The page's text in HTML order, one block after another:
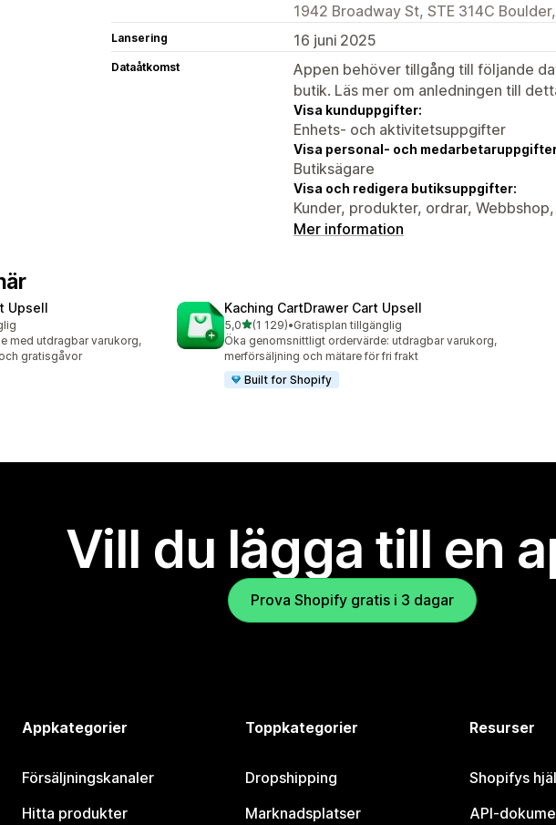
1942 Broadway St, STE 314C
Lansering 16 juni 2025
Dataåtkomst
Appen behöver tillgång till följande
butik. Läs mer om anledningen till
Visa kunduppgifter:
Enhets- och aktivitetsuppgifter
Visa personal- och
Butiksägare
Visa och redigera butiksuppgifter:
Kunder, produkter, ordrar,
Mer information
Upsell
med utdragbar varukorg,
gratisgåvor
Kaching CartDrawer Cart Upsell
5,0av 5 stjärnor
(1 129)
1129 recensioner totalt
•Gratisplan tillgänglig
Öka genomsnittligt ordervärde: utdragbar varukorg,
merförsäljning och mätare för fri frakt
Built for Shopify
Vill du lägga till en
Prova Shopify gratis i 3 dagar
Appkategorier
Försäljningskanaler
Hitta produkter
Toppkategorier
Dropshipping
Marknadsplatser
Resurser
Shopifys
API-